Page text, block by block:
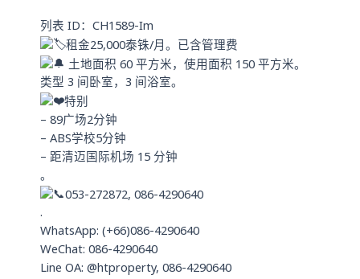
p
p
列表 ID：CH1589-Im
租金25,000泰铢/月。已含管理费
土地面积 60 平方米，使用面积 150 平方米。
类型 3 间卧室，3 间浴室。
特别
– 89广场2分钟
– ABS学校5分钟
– 距清迈国际机场 15 分钟
。
053-272872, 086-4290640
.
WhatsApp: (+66)086-4290640
WeChat: 086-4290640
Line OA: @htproperty, 086-4290640